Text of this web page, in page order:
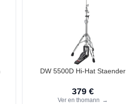
DW 5500D Hi-Hat Staender
379 €
Ver en thomann →